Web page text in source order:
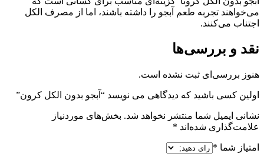
می‌خواهند تجربه طعم آبجو را داشته باشند، اما از مصرف الکل
اجتناب می‌کنند.
نقد و بررسی‌ها
هنوز بررسی‌ای ثبت نشده است.
اولین کسی باشید که دیدگاهی می نویسد “آبجو بدون الکل کرون”
نشانی ایمیل شما منتشر نخواهد شد. بخش‌های موردنیاز
علامت‌گذاری شده‌اند *
امتیاز شما *